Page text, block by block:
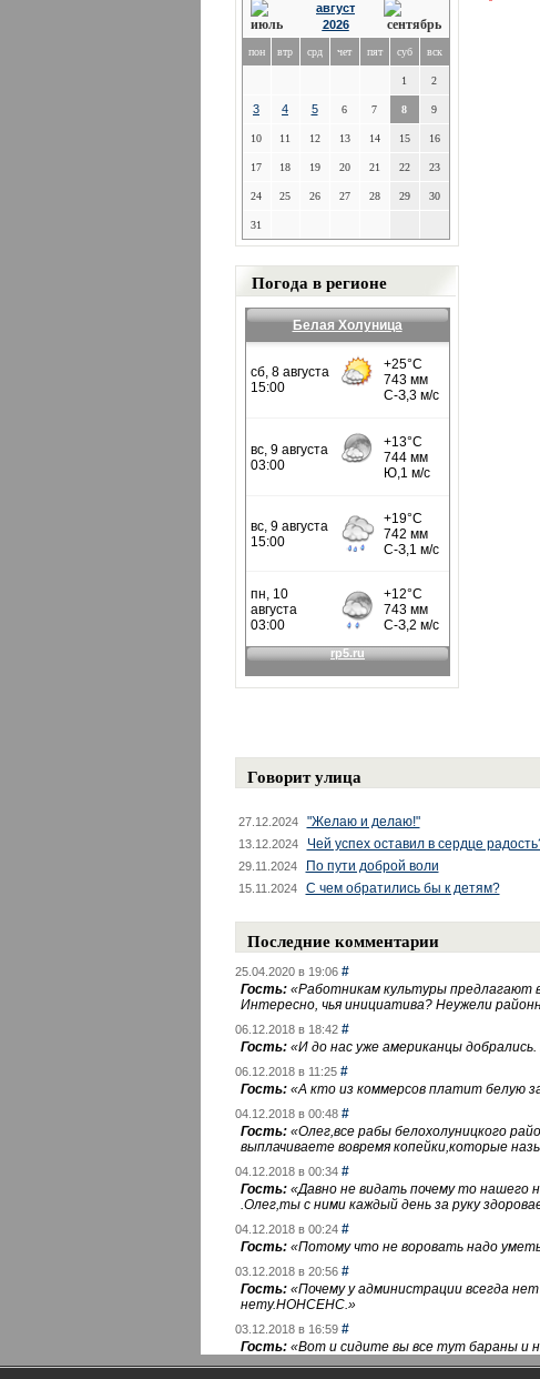
август
2026
пон втр срд чет пят суб вск
1 2
3 4 5 6 7 8 9
10 11 12 13 14 15 16
17 18 19 20 21 22 23
24 25 26 27 28 29 30
31
Погода в регионе
Белая Холуница
Говорит улица
27.12.2024 "Желаю и делаю!"
13.12.2024 Чей успех оставил в сердце
29.11.2024 По пути доброй воли
15.11.2024 С чем обратились бы к детям?
Последние комментарии
25.04.2020 в 19:06 #
Гость: «Работникам культуры предлагают
Интересно, чья инициатива? Неужели
06.12.2018 в 18:42 #
Гость: «И до нас уже американцы добрались.
06.12.2018 в 11:25 #
Гость: «А кто из коммерсов платит белую
04.12.2018 в 00:48 #
Гость: «Олег,все рабы белохолуницкого
выплачиваете вовремя копейки,которые
04.12.2018 в 00:34 #
Гость: «Давно не видать почему то
.Олег,ты с ними каждый день за руку
04.12.2018 в 00:24 #
Гость: «Потому что не воровать надо
03.12.2018 в 20:56 #
Гость: «Почему у администрации всегда
нету.НОНСЕНС.»
03.12.2018 в 16:59 #
Гость: «Вот и сидите вы все тут бараны и